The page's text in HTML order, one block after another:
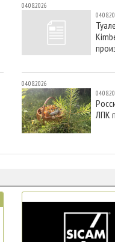
04.08.2026
04.08.2026
ЛПК